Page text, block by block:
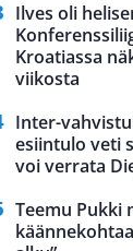
Ilves oli
Kroatiassa
viikosta
Inter-
esiintulo veti
voi verrata
Teemu Pukki